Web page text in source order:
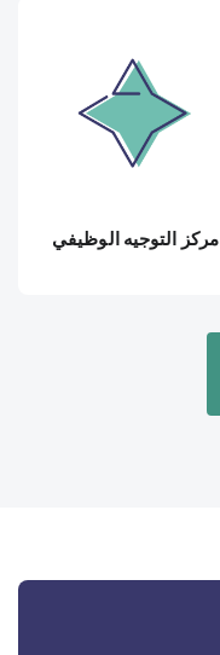
مركز التوجيه الوظيفي